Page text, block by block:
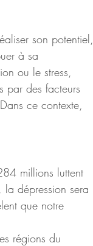
son potentiel,
à sa
ou le stress,
par des facteurs
ce contexte,
millions luttent
dépression sera
que notre
régions du